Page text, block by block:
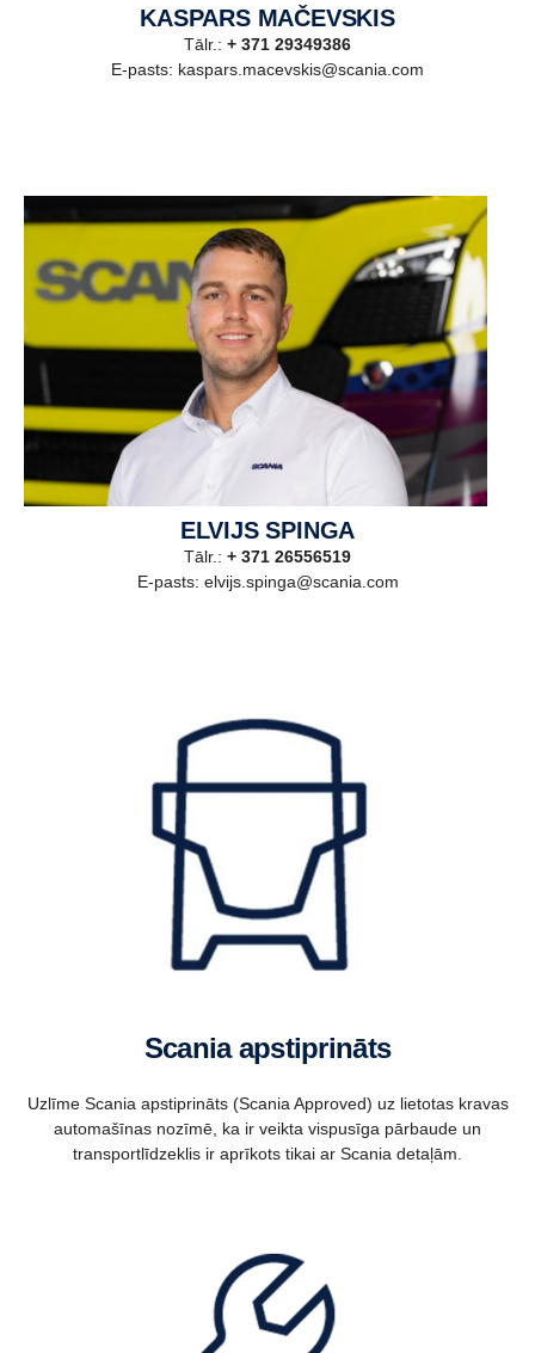
KASPARS MAČEVSKIS
Tālr.: + 371 29349386
E-pasts: kaspars.macevskis@scania.com
ELVIJS SPINGA
Tālr.: + 371 26556519
E-pasts: elvijs.spinga@scania.com
Scania apstiprināts
Uzlīme Scania apstiprināts (Scania Approved) uz lietotas kravas
automašīnas nozīmē, ka ir veikta vispusīga pārbaude un
transportlīdzeklis ir aprīkots tikai ar Scania detaļām.